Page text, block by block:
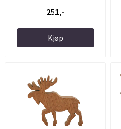
251,-
Kjøp